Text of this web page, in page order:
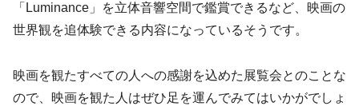
「Luminance」を立体音響空間で鑑賞できるなど、映画の
世界観を追体験できる内容になっているそうです。
映画を観たすべての人への感謝を込めた展覧会とのことな
ので、映画を観た人はぜひ足を運んでみてはいかがでしょ